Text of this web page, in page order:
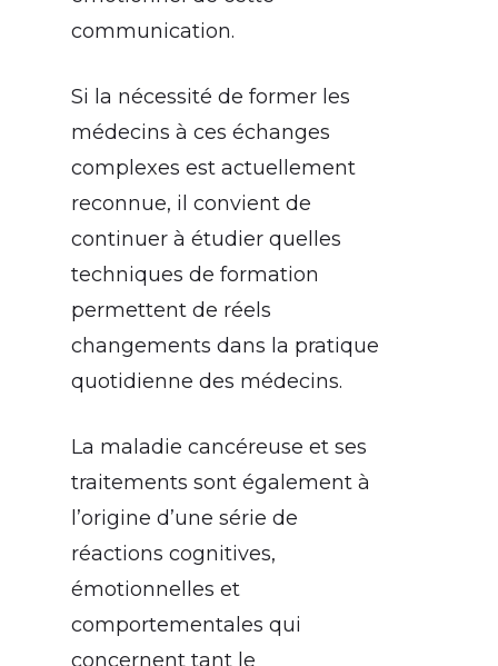
communication.
Si la nécessité de former les
médecins à ces échanges
complexes est actuellement
reconnue, il convient de
continuer à étudier quelles
techniques de formation
permettent de réels
changements dans la pratique
quotidienne des médecins.
La maladie cancéreuse et ses
traitements sont également à
l’origine d’une série de
réactions cognitives,
émotionnelles et
comportementales qui
concernent tant le